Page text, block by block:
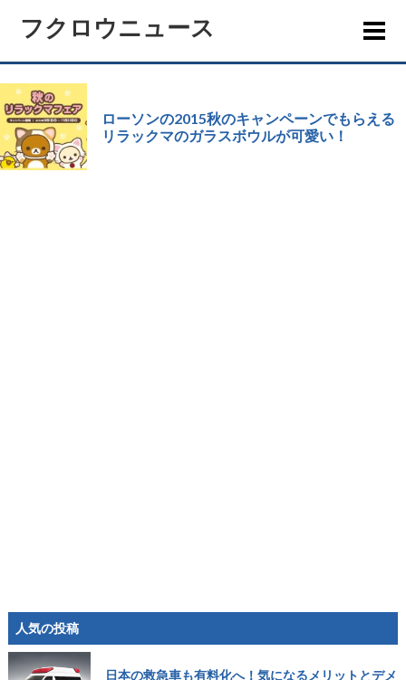
フクロウニュース
ローソンの2015秋のキャンペーンでもらえる
リラックマのガラスボウルが可愛い！
人気の投稿
日本の救急車も有料化へ！気になるメリットとデメ